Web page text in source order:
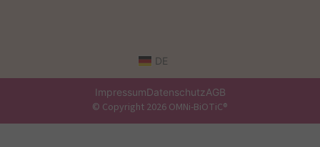
DE
ImpressumDatenschutzAGB
© Copyright 2026 OMNi-BiOTiC®